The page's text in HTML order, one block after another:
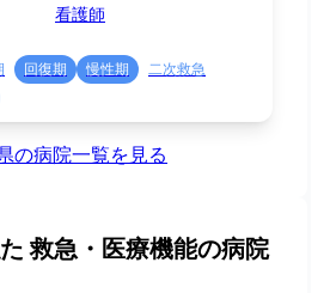
看護師
回復期 慢性期
二次救急
の病院一覧を見る
救急・医療機能の病院